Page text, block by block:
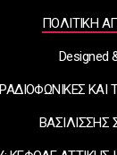
ΠΟΛΙΤΙΚΗ
Designed
ΚΑΙ
ΒΑΣΙΛΙΣΣΗΣ